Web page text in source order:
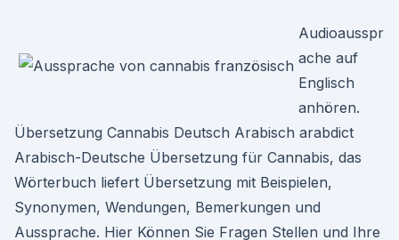
Audioausspr
ache auf
Englisch
anhören.
Übersetzung Cannabis Deutsch Arabisch arabdict
Arabisch-Deutsche Übersetzung für Cannabis, das
Wörterbuch liefert Übersetzung mit Beispielen,
Synonymen, Wendungen, Bemerkungen und
Aussprache. Hier Können Sie Fragen Stellen und Ihre